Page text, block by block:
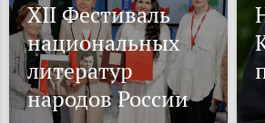
XII Фестиваль
национальных
литератур
народов России